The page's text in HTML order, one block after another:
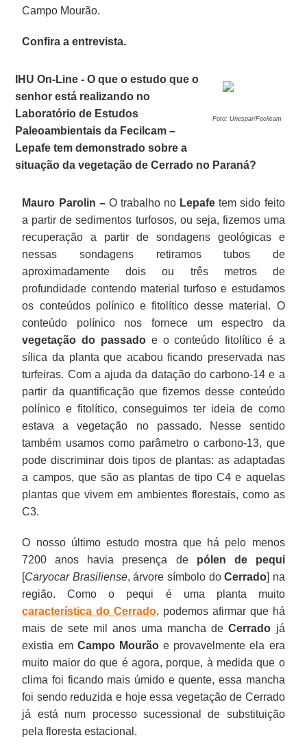
Campo Mourão.
Confira a entrevista.
Foto: Unespar/Fecilcam
IHU On-Line - O que o estudo que o
senhor está realizando no
Laboratório de Estudos
Paleoambientais da Fecilcam –
Lepafe tem demonstrado sobre a
situação da vegetação de Cerrado no Paraná?
Mauro Parolin –O trabalho no Lepafe tem sido feito
a partir de sedimentos turfosos, ou seja, fizemos uma
recuperação a partir de sondagens geológicas e
nessas sondagens retiramos tubos de
aproximadamente dois ou três metros de
profundidade contendo material turfoso e estudamos
os conteúdos polínico e fitolítico desse material. O
conteúdo polínico nos fornece um espectro da
vegetação do passadoe o conteúdo fitolítico é a
sílica da planta que acabou ficando preservada nas
turfeiras. Com a ajuda da datação do carbono-14 e a
partir da quantificação que fizemos desse conteúdo
polínico e fitolítico, conseguimos ter ideia de como
estava a vegetação no passado. Nesse sentido
também usamos como parâmetro o carbono-13, que
pode discriminar dois tipos de plantas: as adaptadas
a campos, que são as plantas de tipo C4 e aquelas
plantas que vivem em ambientes florestais, como as
C3.
O nosso último estudo mostra que há pelo menos
7200 anos havia presença de pólen de pequi
[Caryocar Brasiliense, árvore símbolo doCerrado] na
região. Como o pequi é uma planta muito
característica do Cerrado, podemos afirmar que há
mais de sete mil anos uma mancha deCerrado já
existia em Campo Mourãoe provavelmente ela era
muito maior do que é agora, porque, à medida que o
clima foi ficando mais úmido e quente, essa mancha
foi sendo reduzida e hoje essa vegetação de Cerrado
já está num processo sucessional de substituição
pela floresta estacional.